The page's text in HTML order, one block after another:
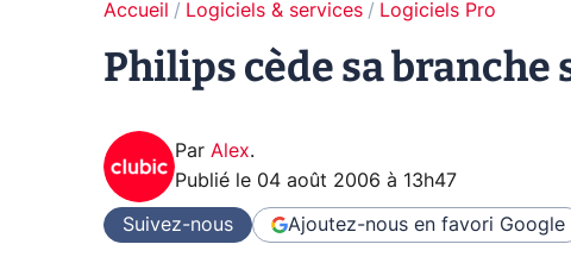
Accueil Logiciels & services Logiciels Pro
Philips cède sa
Par Alex.
Publié le 04 août 2006 à 13h47
Suivez-nous Ajoutez-nous en favori Google